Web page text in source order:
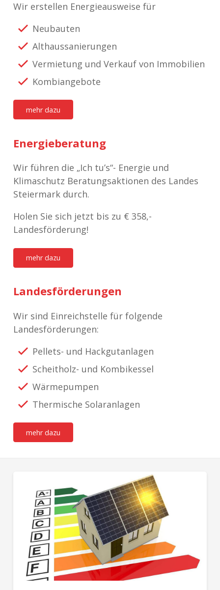
Wir erstellen Energieausweise für
Neubauten
Althaussanierungen
Vermietung und Verkauf von Immobilien
Kombiangebote
mehr dazu
Energieberatung
Wir führen die „Ich tu’s“- Energie und
Klimaschutz Beratungsaktionen des Landes
Steiermark durch.
Holen Sie sich jetzt bis zu € 358,-
Landesförderung!
mehr dazu
Landesförderungen
Wir sind Einreichstelle für folgende
Landesförderungen:
Pellets- und Hackgutanlagen
Scheitholz- und Kombikessel
Wärmepumpen
Thermische Solaranlagen
mehr dazu